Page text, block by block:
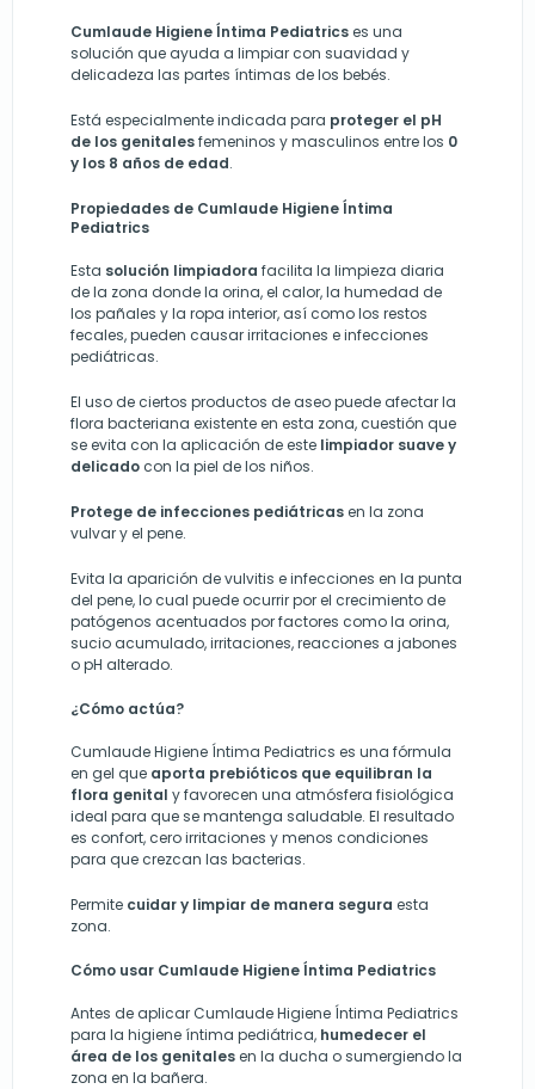
Cumlaude Higiene Íntima Pediatricses una
solución que ayuda a limpiar con suavidad y
delicadeza las partes íntimas de los bebés.
Está especialmente indicada para proteger el pH
de los genitalesfemeninos y masculinos entre los 0
y los 8 años de edad.
Propiedades de Cumlaude Higiene Íntima
Pediatrics
Esta solución limpiadora facilita la limpieza diaria
de la zona donde la orina, el calor, la humedad de
los pañales y la ropa interior, así como los restos
fecales, pueden causar irritaciones e infecciones
pediátricas.
El uso de ciertos productos de aseo puede afectar la
flora bacteriana existente en esta zona, cuestión que
se evita con la aplicación de este limpiador suave y
delicado con la piel de los niños.
Protege de infecciones pediátricasen la zona
vulvar y el pene.
Evita la aparición de vulvitis e infecciones en la punta
del pene, lo cual puede ocurrir por el crecimiento de
patógenos acentuados por factores como la orina,
sucio acumulado, irritaciones, reacciones a jabones
o pH alterado.
¿Cómo actúa?
Cumlaude Higiene Íntima Pediatrics es una fórmula
en gel que aporta prebióticos que equilibran la
flora genital y favorecen una atmósfera fisiológica
ideal para que se mantenga saludable. El resultado
es confort, cero irritaciones y menos condiciones
para que crezcan las bacterias.
Permite cuidar y limpiar de manera segura esta
zona.
Cómo usar Cumlaude Higiene Íntima Pediatrics
Antes de aplicar Cumlaude Higiene Íntima Pediatrics
para la higiene íntima pediátrica, humedecer el
área de los genitalesen la ducha o sumergiendo la
zona en la bañera.